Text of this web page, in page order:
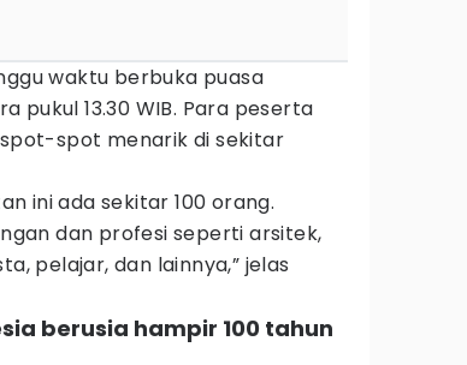
waktu berbuka puasa
pukul 13.30 WIB. Para peserta
spot menarik di sekitar
ini ada sekitar 100 orang.
dan profesi seperti arsitek,
pelajar, dan lainnya,” jelas
berusia hampir 100 tahun